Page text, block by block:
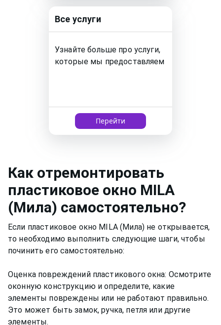
Все услуги
Узнайте больше про услуги,
которые мы предоставляем
Перейти
Как отремонтировать
пластиковое окно MILA
(Мила) самостоятельно?
Если пластиковое окно MILA (Мила) не открывается,
то необходимо выполнить следующие шаги, чтобы
починить его самостоятельно:
Оценка повреждений пластикового окна: Осмотрите
оконную конструкцию и определите, какие
элементы повреждены или не работают правильно.
Это может быть замок, ручка, петля или другие
элементы.